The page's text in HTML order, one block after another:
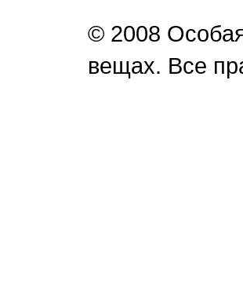
© 2008
вещах. Все